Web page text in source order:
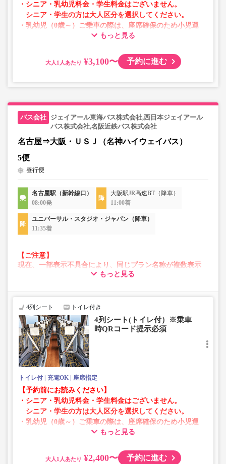
・シニア・乳幼児料金・学生料金はございません。
シニア・学生の方は大人区分を選択してください。
・乳幼児（0歳～）ご乗車の際は、座席確保のため小児運
賃での乗車券が必要です。
・AM1時～5時の間はシステムメンテナンスの為ご予約が
す。
・販売日・便ごとに随時価格が変動いたします。購入時に
販売価格をご確認の上でご予約をお願いいたします。
・一部取り扱いのない停留所がある場合がございます。
・充電設備は車両により異なり、USBタイプまたはコンセ
・増便や車両整備等の都合により、予告なく車両・シート
仕様が変更となる場合がございます。あらかじめご了承く
ださい。
もっと見る
大人 ¥3,100〜 予約に進む
ジェイアール東海バス株式会社,西日本ジェイアール
バス株式会社,名阪近鉄バス株式会社
名古屋⇒大阪・ＵＳＪ（名神ハイウェイバス）
5便
昼行便
名古屋駅（新幹線口）
08:00発
大阪駅JR高速BT（降車）
11:00着
ユニバーサル・スタジオ・ジャパン（降車）
11:35着
【ご注意】
現在、一部表示不具合により、同じプラン名称が複数表示
される場合がございます。
います。
お手数をおかけいたしますが、エラー表示が出た場合は、
たします。
もっと見る
4列シート トイレ付き
4列シート(トイレ付）※乗車
時QRコード提示必須
トイレ付 充電OK 座席指定
【予約前にお読みください】
・シニア・乳幼児料金・学生料金はございません。
シニア・学生の方は大人区分を選択してください。
・乳幼児（0歳～）ご乗車の際は、座席確保のため小児運
賃での乗車券が必要です。もっと見る
大人 ¥2,400〜 予約に進む